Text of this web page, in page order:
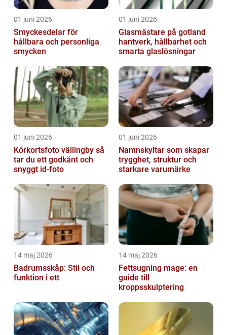
01 juni 2026
Smyckesdelar för
hållbara och personliga
smycken
01 juni 2026
Glasmästare på gotland
hantverk, hållbarhet och
smarta glaslösningar
01 juni 2026
Körkortsfoto vällingby så
tar du ett godkänt och
snyggt id-foto
01 juni 2026
Namnskyltar som skapar
trygghet, struktur och
starkare varumärke
14 maj 2026
Badrumsskåp: Stil och
funktion i ett
14 maj 2026
Fettsugning mage: en
guide till
kroppsskulptering